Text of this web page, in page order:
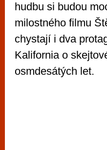
hudbu si budou
milostného filmu
chystají i dva
Kalifornia o
osmdesátých let.